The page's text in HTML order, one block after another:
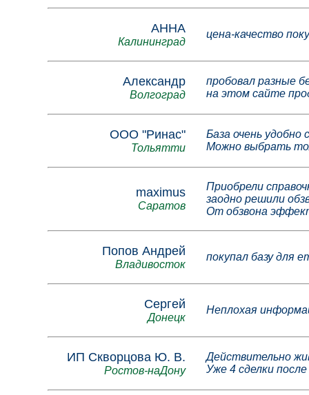
АННА
Калининград
цена-качество
Александр
Волгоград
пробовал разные
на этом сайте
ООО "Ринас"
Тольятти
База очень
Можно выбрать
maximus
Саратов
Приобрели
заодно решили
От обзвона
Попов Андрей
Владивосток
покупал базу для
Сергей
Донецк
Неплохая
ИП Скворцова Ю. В.
Ростов-наДону
Действительно
Уже 4 сделки